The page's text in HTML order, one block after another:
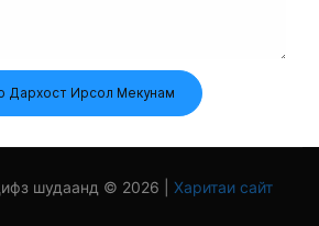
Дархост Ирсол Мекунам
шудаанд © 2026 | Харитаи сайт